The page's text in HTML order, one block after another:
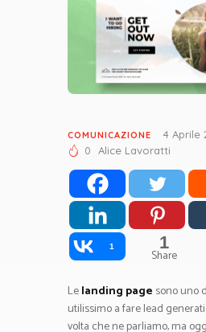
COMUNICAZIONE 4 Aprile
0
Alice Lavoratti
1 1
Share
Lelanding page sono uno
utilissimo a fare lead
volta che ne parliamo, ma